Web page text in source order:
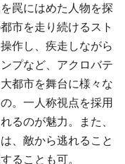
罠にはめた人物を探
市を走り続けるスト
作し、疾走しながら
プなど、アクロバテ
都市を舞台に様々な
。一人称視点を採用
るのが魅力。また、
、敵から逃れること
ることも可。